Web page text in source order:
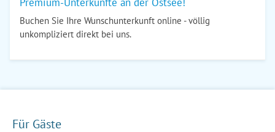
Buchen Sie Ihre Wunschunterkunft online - völlig
unkompliziert direkt bei uns.
Für Gäste